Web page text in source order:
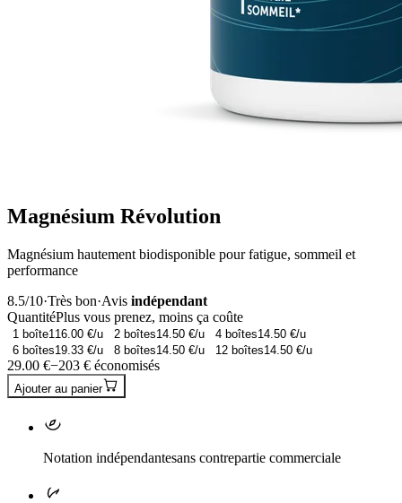
Magnésium Révolution
Magnésium hautement biodisponible pour fatigue, sommeil et
performance
8.5/10·Très bon·Avis indépendant
QuantitéPlus vous prenez, moins ça coûte
1 boîte116.00 €/u 2 boîtes14.50 €/u 4 boîtes14.50 €/u
6 boîtes19.33 €/u 8 boîtes14.50 €/u 12 boîtes14.50 €/u
29.00 €−203 € économisés
Ajouter au panier
Notation indépendantesans contrepartie commerciale